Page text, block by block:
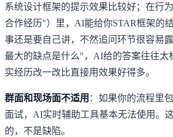
系统设计框架的提示效果比较好；在行
合作经历"）里，AI能给你STAR框架的
事还是要自己讲，不然追问环节很容易
最大的缺点是什么"，AI给的答案往往太
实经历改一改比直接用效果好得多。
群面和现场面不适用 ：如果你的流程里
面试，AI实时辅助工具基本无法使用。
的，不是缺陷。